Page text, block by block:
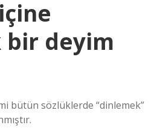
bir deyim
bütün sözlüklerde “dinlemek”